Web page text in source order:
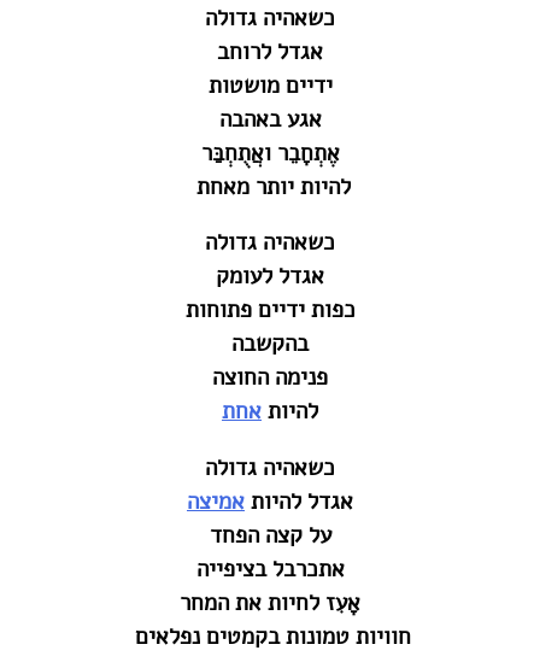
כשאהיה גדולה
אגדל לרוחב
ידיים מושטות
אגע באהבה
אֶתְחָבֵר ואֲתֻחְבַּר
להיות יותר מאחת‎ ‎
כשאהיה גדולה
אגדל לעומק
כפות ידיים פתוחות
בהקשבה
פנימה החוצה
להיותאחת
כשאהיה גדולה
אגדל להיותאמיצה
על קצה הפחד
אתכרבל בציפייה
אָעִז לחיות את המחר
חוויות טמונות בקמטים נפלאים‎ ‎